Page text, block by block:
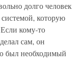
долго человек
системой, которую
кому-то
сам, он
был необходимый